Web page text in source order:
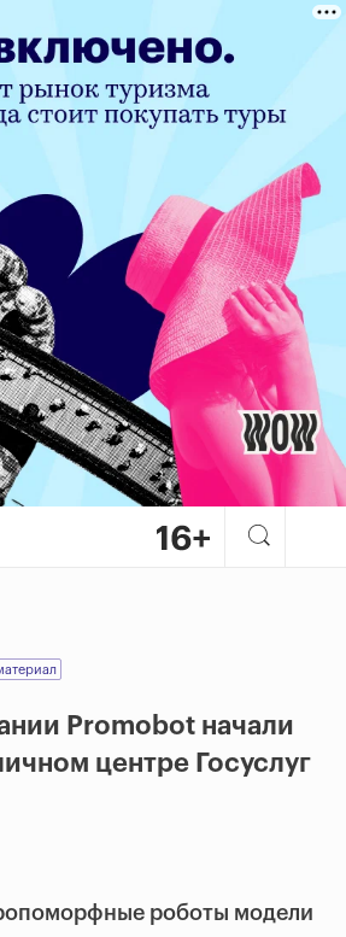
Promobot начали
центре Госуслуг
роботы модели